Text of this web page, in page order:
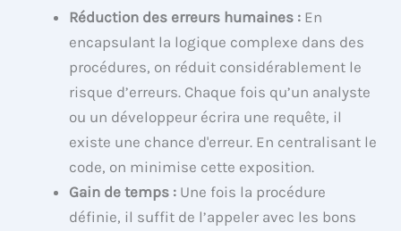
Réduction des erreurs humaines : En
encapsulant la logique complexe dans des
procédures, on réduit considérablement le
risque d’erreurs. Chaque fois qu’un analyste
ou un développeur écrira une requête, il
existe une chance d'erreur. En centralisant le
code, on minimise cette exposition.
Gain de temps : Une fois la procédure
définie, il suffit de l’appeler avec les bons